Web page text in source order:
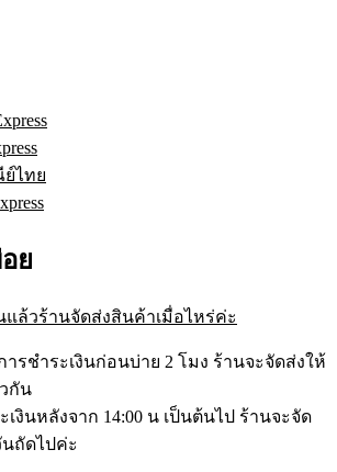
ไทย
ย
แล้วร้านจัดส่งสินค้าเมื่อไหร่ค่ะ
รชำระเงินก่อนบ่าย 2 โมง ร้านจะจัดส่งให้
กัน
งินหลังจาก 14:00 น เป็นต้นไป ร้านจะจัด
ถัดไปค่ะ